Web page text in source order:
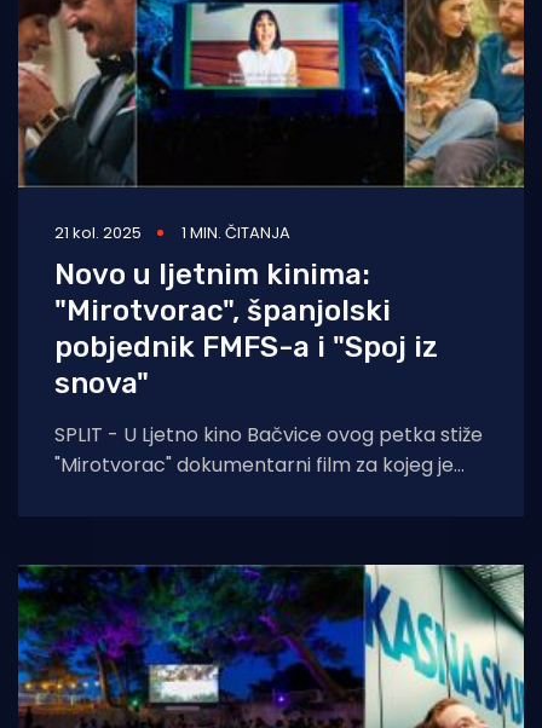
21 kol. 2025 1 MIN. ČITANJA
Novo u ljetnim kinima:
"Mirotvorac", španjolski
pobjednik FMFS-a i "Spoj iz
snova"
SPLIT - U Ljetno kino Bačvice ovog petka stiže
"Mirotvorac" dokumentarni film za kojeg je